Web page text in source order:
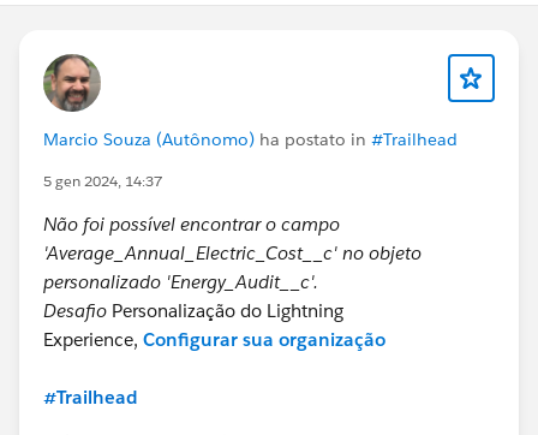
Marcio Souza (Autônomo) ha postato in #Trailhead
5 gen 2024, 14:37
Não foi possível encontrar o campo
'Average_Annual_Electric_Cost__c' no objeto
personalizado 'Energy_Audit__c'.
Desafio Personalização do Lightning
Experience, Configurar sua organização
#Trailhead